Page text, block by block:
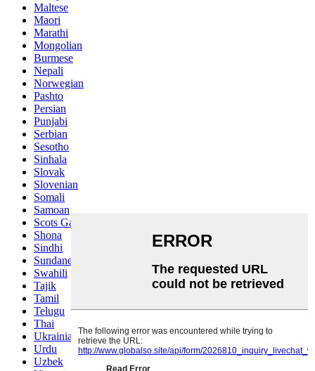
Maltese
Maori
Marathi
Mongolian
Burmese
Nepali
Norwegian
Pashto
Persian
Punjabi
Serbian
Sesotho
Sinhala
Slovak
Slovenian
Somali
Samoan
Scots Gaelic
Shona
Sindhi
Sundanese
Swahili
Tajik
Tamil
Telugu
Thai
Ukrainian
Urdu
Uzbek